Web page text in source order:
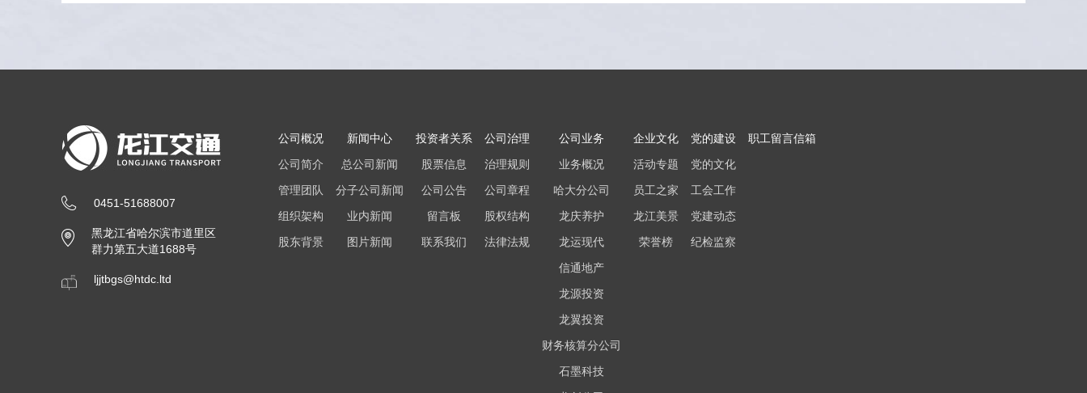
0451-51688007
黑龙江省哈尔滨市道里区
群力第五大道1688号
ljjtbgs@htdc.ltd
公司概况
公司简介
管理团队
组织架构
股东背景
新闻中心
总公司新闻
分子公司新闻
业内新闻
图片新闻
投资者关系
股票信息
公司公告
留言板
联系我们
公司治理
治理规则
公司章程
股权结构
法律法规
公司业务
业务概况
哈大分公司
龙庆养护
龙运现代
信通地产
龙源投资
龙翼投资
财务核算分公司
石墨科技
企业文化
活动专题
员工之家
龙江美景
荣誉榜
党的建设
党的文化
工会工作
党建动态
纪检监察
职工留言信箱